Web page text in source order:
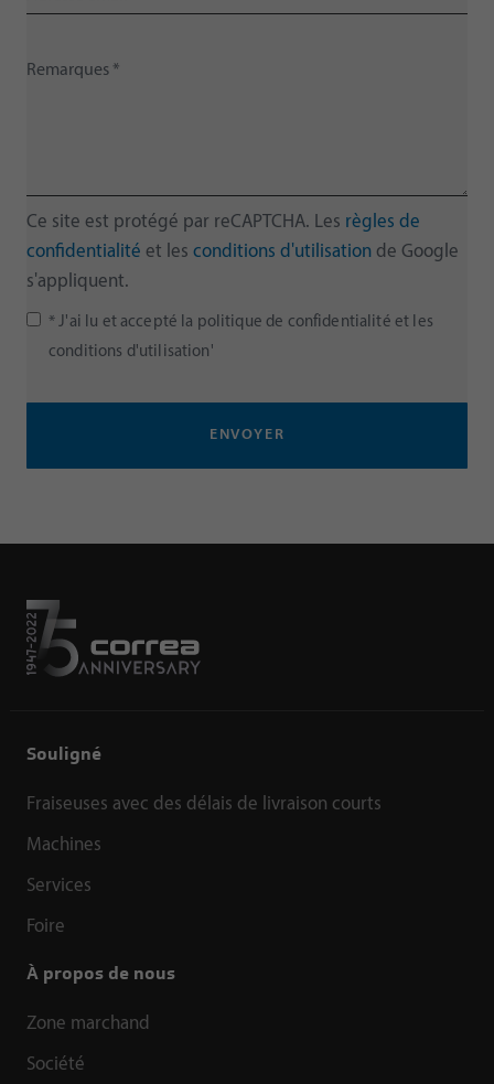
Ce site est protégé par reCAPTCHA. Les règles de
confidentialité et les conditions d'utilisation de Google
s'appliquent.
* J'ai lu et accepté la politique de confidentialité et les
conditions d'utilisation'
ENVOYER
Souligné
Fraiseuses avec des délais de livraison courts
Machines
Services
Foire
À propos de nous
Zone marchand
Société